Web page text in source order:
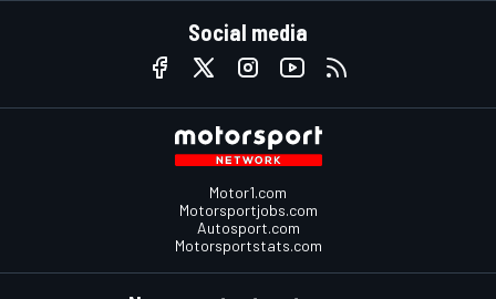
Social media
Motor1.com
Motorsportjobs.com
Autosport.com
Motorsportstats.com